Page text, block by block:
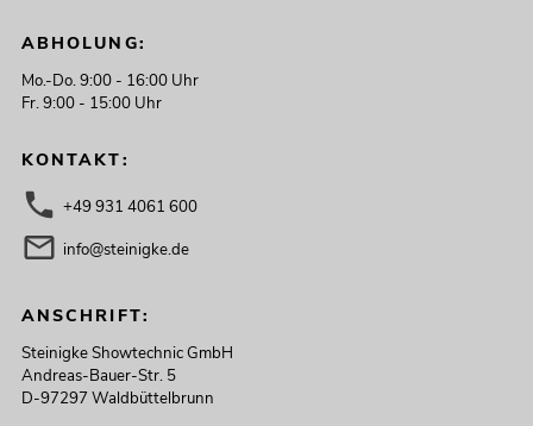
ABHOLUNG:
Mo.-Do. 9:00 - 16:00 Uhr
Fr. 9:00 - 15:00 Uhr
KONTAKT:
+49 931 4061 600
info@steinigke.de
ANSCHRIFT:
Steinigke Showtechnic GmbH
Andreas-Bauer-Str. 5
D-97297 Waldbüttelbrunn